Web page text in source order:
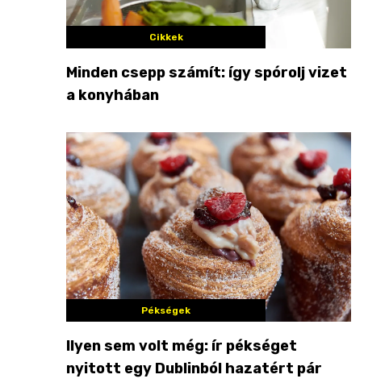
Cikkek
Minden csepp számít: így spórolj vizet
a konyhában
Pékségek
Ilyen sem volt még: ír pékséget
nyitott egy Dublinból hazatért pár